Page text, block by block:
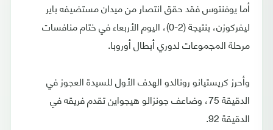
أما يوفنتوس فقد حقق انتصار من ميدان مستضيفه باير
ليفركوزن، بنتيجة (2-0)، اليوم الأربعاء في ختام منافسات
مرحلة المجموعات لدوري أبطال أوروبا.
وأحرز كريستيانو رونالدو الهدف الأول للسيدة العجوز في
الدقيقة 75، وضاعف جونزالو هيجواين تقدم فريقه في
الدقيقة 92.